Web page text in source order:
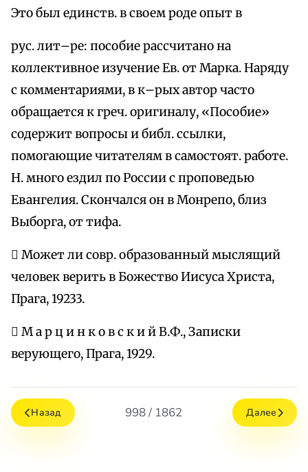
Это был единств. в своем роде опыт в
рус. лит–ре: пособие рассчитано на
коллективное изучение Ев. от Марка. Наряду
с комментариями, в к–рых автор часто
обращается к греч. оригиналу, «Пособие»
содержит вопросы и библ. ссылки,
помогающие читателям в самостоят. работе.
Н. много ездил по России с проповедью
Евангелия. Скончался он в Монрепо, близ
Выборга, от тифа.
 Может ли совр. образованный мыслящий
человек верить в Божество Иисуса Христа,
Прага, 19233.
 М а р ц и н к о в с к и й В.Ф., Записки
верующего, Прага, 1929.
Назад 998 / 1862 Далее